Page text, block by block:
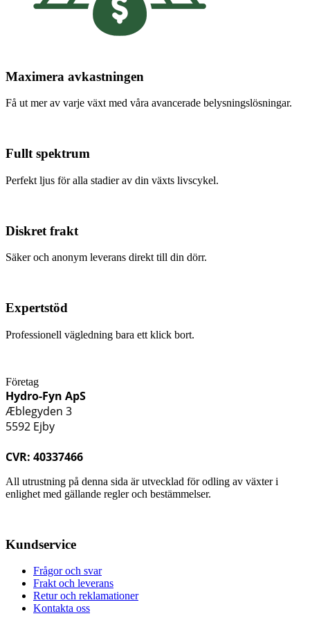
Maximera avkastningen
Få ut mer av varje växt med våra avancerade belysningslösningar.
Fullt spektrum
Perfekt ljus för alla stadier av din växts livscykel.
Diskret frakt
Säker och anonym leverans direkt till din dörr.
Expertstöd
Professionell vägledning bara ett klick bort.
Företag
Hydro-Fyn ApS
Æblegyden 3
5592 Ejby
CVR: 40337466
All utrustning på denna sida är utvecklad för odling av växter i
enlighet med gällande regler och bestämmelser.
Kundservice
Frågor och svar
Frakt och leverans
Retur och reklamationer
Kontakta oss